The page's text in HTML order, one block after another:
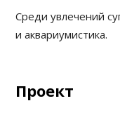
Среди увлечений
и аквариумистика.
Проект